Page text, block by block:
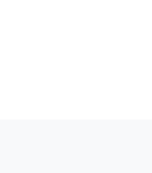
ngừa tình trạng
vết chân chim và